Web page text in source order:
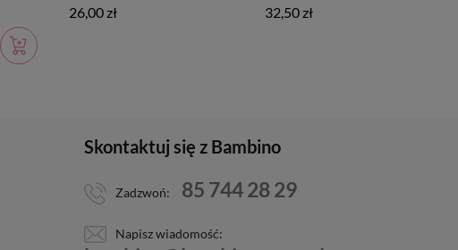
26,00 zł
32,50 zł
Skontaktuj się z Bambino
Zadzwoń: 85 744 28 29
Napisz wiadomość: